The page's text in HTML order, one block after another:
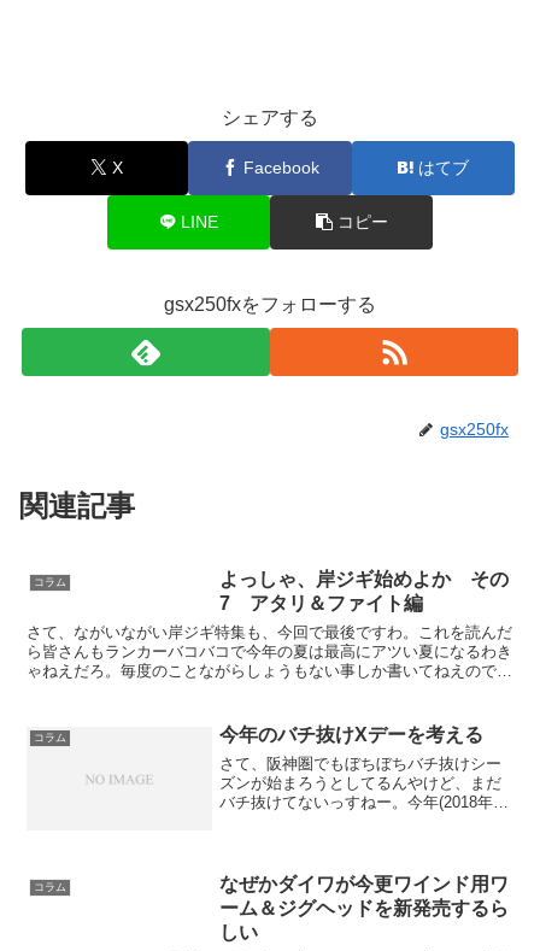
シェアする
X Facebook はてブ
LINE コピー
gsx250fxをフォローする
gsx250fx
関連記事
コラム
よっしゃ、岸ジギ始めよか その
7 アタリ＆ファイト編
さて、ながいながい岸ジギ特集も、今回で最後ですわ。これを読んだ
ら皆さんもランカーバコバコで今年の夏は最高にアツい夏になるわき
ゃねえだろ。毎度のことながらしょうもない事しか書いてねえので、
コラム 今年のバチ抜けXデーを考える
さて、阪神圏でもぼちぼちバチ抜けシー
ズンが始まろうとしてるんやけど、まだ
バチ抜けてないっすねー。今年(2018年)
のバチ抜...
コラム
なぜかダイワが今更ワインド用ワ
ーム＆ジグヘッドを新発売するら
しい